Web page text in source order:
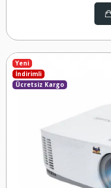
Yeni
İndirimli
Ücretsiz Kargo